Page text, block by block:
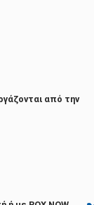
από την